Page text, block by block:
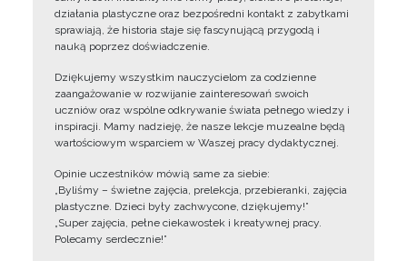
działania plastyczne oraz bezpośredni kontakt z zabytkami
sprawiają, że historia staje się fascynującą przygodą i
nauką poprzez doświadczenie.
Dziękujemy wszystkim nauczycielom za codzienne
zaangażowanie w rozwijanie zainteresowań swoich
uczniów oraz wspólne odkrywanie świata pełnego wiedzy i
inspiracji. Mamy nadzieję, że nasze lekcje muzealne będą
wartościowym wsparciem w Waszej pracy dydaktycznej.
Opinie uczestników mówią same za siebie:
„Byliśmy – świetne zajęcia, prelekcja, przebieranki, zajęcia
plastyczne. Dzieci były zachwycone, dziękujemy!”
„Super zajęcia, pełne ciekawostek i kreatywnej pracy.
Polecamy serdecznie!”